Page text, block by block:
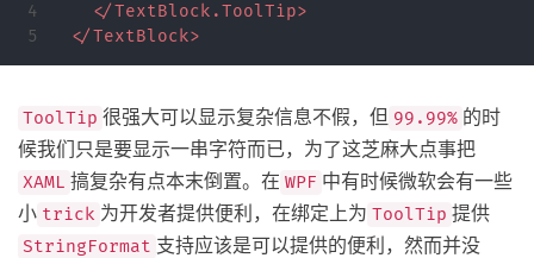
4
</TextBlock.ToolTip>
</TextBlock>
ToolTip 很强大可以显示复杂信息不假，但 99.99% 的时
候我们只是要显示一串字符而已，为了这芝麻大点事把
XAML 搞复杂有点本末倒置。在 WPF 中有时候微软会有一些
小 trick 为开发者提供便利，在绑定上为 ToolTip 提供
StringFormat 支持应该是可以提供的便利，然而并没